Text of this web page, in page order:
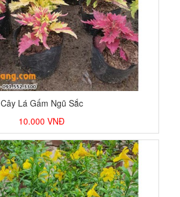
Cây Lá Gấm Ngũ Sắc
10.000 VNĐ